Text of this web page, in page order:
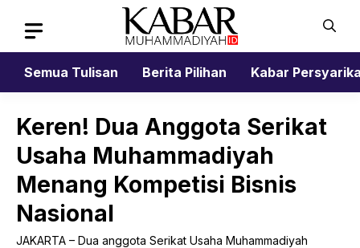
content
Semua Tulisan
Berita Pilihan Kabar
Keren! Dua Anggota Serikat
Usaha Muhammadiyah
Menang Kompetisi Bisnis
Nasional
JAKARTA – Dua anggota Serikat Usaha Muhammadiyah